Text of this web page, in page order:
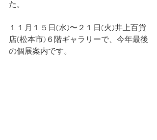
た。
１１月１５日(水)〜２１日(火)井上百貨
店(松本市)６階ギャラリーで、今年最後
の個展案内です。